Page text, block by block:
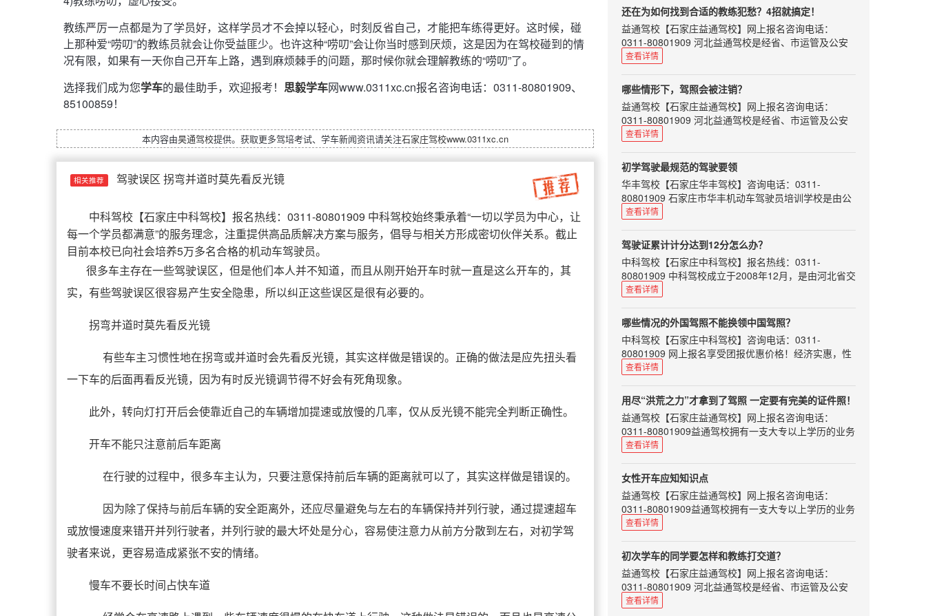
教练严厉一点都是为了学员好，这样学员才不会掉以轻心，时刻反省自己，才能把车练得更好。这时候，碰
上那种爱“唠叨”的教练员就会让你受益匪少。也许这种“唠叨”会让你当时感到厌烦，这是因为在驾校碰到的情
况有限，如果有一天你自己开车上路，遇到麻烦棘手的问题，那时候你就会理解教练的“唠叨”了。
选择我们成为您学车的最佳助手，欢迎报考！ 思毅学车网www.0311xc.cn报名咨询电话：0311-80801909、
85100859！
本内容由昊通驾校提供。获取更多驾培考试、学车新闻资讯请关注石家庄驾校www.0311xc.cn
相关推荐 驾驶误区 拐弯并道时莫先看反光镜
中科驾校 【石家庄中科驾校】报名热线：0311-80801909 中科驾校始终秉承着“一切以学员为中心，让
每一个学员都满意”的服务理念，注重提供高品质解决方案与服务，倡导与相关方形成密切伙伴关系。截止
目前本校已向社会培养5万多名合格的机动车驾驶员。
很多车主存在一些驾驶误区，但是他们本人并不知道，而且从刚开始开车时就一直是这么开车的，其
实，有些驾驶误区很容易产生安全隐患，所以纠正这些误区是很有必要的。
拐弯并道时莫先看反光镜
有些车主习惯性地在拐弯或并道时会先看反光镜，其实这样做是错误的。正确的做法是应先扭头看
一下车的后面再看反光镜，因为有时反光镜调节得不好会有死角现象。
此外，转向灯打开后会使靠近自己的车辆增加提速或放慢的几率，仅从反光镜不能完全判断正确性。
开车不能只注意前后车距离
在行驶的过程中，很多车主认为，只要注意保持前后车辆的距离就可以了，其实这样做是错误的。
因为除了保持与前后车辆的安全距离外，还应尽量避免与左右的车辆保持并列行驶，通过提速超车
或放慢速度来错开并列行驶者，并列行驶的最大坏处是分心，容易使注意力从前方分散到左右，对初学驾
驶者来说，更容易造成紧张不安的情绪。
慢车不要长时间占快车道
部分地区存在这样的现象：可能当地的平均费用是
5000，但是有的驾校报价却在4000左右徘徊。撇开其
所在驾校可能比较偏，场地、人工成本比较低外，有没
有可能存在恶意竞争的情况。即：为了先圈学员进来，
然后再以“接送费”、“插队费”等各种名目来征收其中的
也许确实会有这样的情况：部分驾校的场地较便宜、或
是驾校部分让利，从而使其驾考价格低于当地平均水平
几百块，但是这种上千块的报价落差可能会存在猫腻
所以，学车的话，看驾校的报价，更需要的看的是总
价。
可能你是第一次报名，你身...
还在为如何找到合适的教练犯愁？4招就搞定！
益通驾校 【石家庄益通驾校】网上报名咨询电话：
0311-80801909 河北益通驾校是经省、市运管及公安
交通部门正式批准的培训与考场为一体的标准化驾校。
套考试科目。
驾校、教练之于学车的学员，教练则显得格外重要。一
个好的教练不仅能让我们学习到考试技巧，还能在他的
身上学习到正确的驾驶心得。教练水平高低，可以决定
学员技术掌握及拿照速度，所以说选对教练很重要!
这里先列举一些靠谱的好教练的标准：对待学员耐心细
心有责任感；学员难免犯错，对待学员不大吼大叫变相
羞辱；不会向学员收取“好处”；不势力，对每位学员一
视同仁；诙谐幽默…
如何挑选好教练，可谓是困扰广大学员的重要难题了，
好教练就如好对...
查看详情
哪些情形下，驾照会被注销？
益通驾校 【石家庄益通驾校】网上报名咨询电话：
0311-80801909 河北益通驾校是经省、市运管及公安
交通部门正式批准的培训与考场为一体的标准化驾校。
套考试科目。
机动车驾驶人具有下列情形之一的，车辆管理所应当注
销其机动车驾驶证：
一、死亡的；
二、身体条件不适合驾驶机动车的；
三、提出注销申请的；
四、丧失民事行为能力，监护人提出注销申请的；
五、超过机动车驾驶证有效期一年以上未换证的；
六、年龄在60周岁以上，在一个记分周期结束后一年内
未提交身体条件证明的；或者持有大型客车、牵引车、
城市公交车、中型客车、大型货车、无轨电车、有轨电
车准驾车型，在两个记分周期结束后一年内未提交身体
条件证明；或者持...
查看详情
初学驾驶最规范的驾驶要领
华丰驾校 【石家庄华丰驾校】咨询电话：0311-
80801909 石家庄市华丰机动车驾驶员培训学校是由公
安、交通部门批准的一类驾校，拥有多年办学经验及雄
本文给初学驾驶的朋友介绍一些最规范的驾驶要领，希
望对大家有所帮助！
［离合器踏板］ 将左脚掌置于踏板中央，踩时一下踩到
底，抬时自然将膝盖上抬。脚跟一般离开地板，主要以
脚腕和小腿来完成，不许以脚跟为轴。
［加速踏板］ 将右脚跟置于地面，稍向右正对踏板。以
右脚跟为支点脚掌轻轻用力踩踏（平稳地踩下和抬
起）。
［制动器踏板］ 将右脚掌置于制动踏板中央，逐渐用力
踩（平稳地），仍以右脚跟为轴。（不可以看，必须条
件反射式地迅速操作。）
［变速杆］ 手用力不要过大；不必特意...
查看详情
驾驶证累计计分达到12分怎么办？
中科驾校 【石家庄中科驾校】报名热线：0311-
80801909 中科驾校成立于2008年12月，是由河北省交
通管理局指定的驾驶人训练考试场，本着“让每一位学
规模，规范的培训，合理的价位，全力为每位学员提供
尽善尽美热情周到的全方位服务。
道路交通安全违法行为累计记分周期为12个月，满分为
12分，从机动车驾驶证初次领取之日起计算。如果驾驶
证累计计分达到12份该怎么办呢？
第1步：驾驶员在一个记分周期内累计积分达到12分
的，交管部门就会扣留（记住只是扣留，不是吊销）其
机动车驾驶证。
第2步：驾驶员应当在15日内到交管部门，参加为期7天
的道路交通安全法律、法规和相关知识学习。
第3步：进行相关考试，考...
查看详情
哪些情况的外国驾照不能换领中国驾照？
中科驾校 【石家庄中科驾校】咨询电话：0311-
80801909 网上报名享受团报优惠价格！经济实惠，性
价比超高！
持有国际驾照，能否在中国开车呢？交警部门表示：持
国际驾照在中国开车，仍将被视为无证驾驶。在中国境
内驾驶机动车必须申领中国机动车驾驶证。
“国际驾照并不是驾照，只是驾照的多语言翻译文件，
也可以说是一个具有多国语言的驾照公证件。”深圳交
警介绍，根据联合国陆路交通国际条约，授权相关的国
际组织签发给已经在该国拥有驾照的驾驶员，主要目的
是为消除司机在国外驾车时，由于各国对驾照有不同要
求而遇到的障碍。“我国没有加入联合国道路交通公
约，所以，持有国际驾照在我国并不能开车。”
深圳交警介绍，以下情况不可换领中国驾照：1.新
西兰黄色版不能...
查看详情
用尽“洪荒之力”才拿到了驾照 一定要有完美的证件照！
益通驾校 【石家庄益通驾校】网上报名咨询电话：
0311-80801909益通驾校拥有一支大专以上学历的业务
人员和星级、优秀教练队伍，将为您提供全面周到的热
松学车，享受快乐生活。
好不容易历经艰辛拿到了驾照，
要是一打开上面是一张惨不忍睹的照片，
想到要一直丑六年，心情是不是很低落呢！
来来来，都来学着点！
1、准备一张白纸或者白色手绢
把白纸拿在手上或者把手绢铺在自己的大腿上，
别怕丢脸，它会在镜头之外默默支持你的拍照大业。
查看详情
女性开车应知知识点
益通驾校 【石家庄益通驾校】网上报名咨询电话：
0311-80801909益通驾校拥有一支大专以上学历的业务
人员和星级、优秀教练队伍，将为您提供全面周到的热
松学车，享受快乐生活。
很多女性对于开车驾驶知识不了解，遇到问题通常束手
无策,面对于驾驶知识不了解这些问题我们又该怎么做
呢？女性开车又该注意什么？
1、不穿高跟鞋
查看详情
初次学车的同学要怎样和教练打交道？
益通驾校 【石家庄益通驾校】网上报名咨询电话：
0311-80801909 河北益通驾校是经省、市运管及公安
交通部门正式批准的培训与考场为一体的标准化驾校。
查看详情